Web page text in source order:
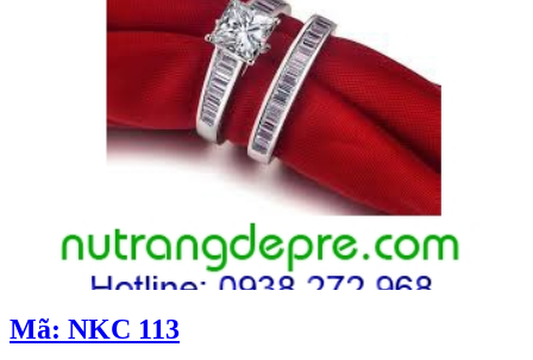
Mã: NKC 113